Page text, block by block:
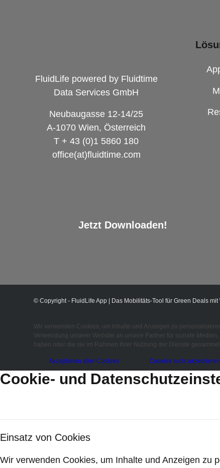
FluidLife powered by Fluidtime
Data Services GmbH
Neubaugasse 12-14/25
A-1070 Wien, Österreich
T + 43 (0)1 5860 180
office(at)fluidtime.com
Jetzt Downloaden!
© Copyright - FluidLife App | Das Mobilitäts-Tool für Green Deals mit
Wir verwenden Cookies, um Inhalte und Anzeigen zu
Verwendung unserer Website an unsere Partner für soziale
haben oder die sie im Rahmen Ihrer Nutzung der Dienste
Akzeptieren aller Cookies Cookies nicht akzeptieren
Cookie- und
Einsatz von Cookies
Wir verwenden Cookies, um Inhalte und Anzeigen zu